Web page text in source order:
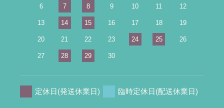
6 7 8 9 10 11 12
13 14 15 16 17 18 19
20 21 22 23 24 25 26
27 28 29 30
定休日(発送休業日) 臨時定休日(配送休業日)